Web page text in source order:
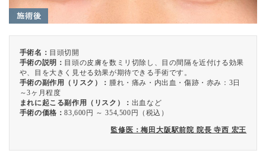
手術名： 目頭切開
手術の説明： 目頭の皮膚を数ミリ切除し、目の間隔を近付ける効果
や、目を大きく見せる効果が期待できる手術です。
手術の副作用（リスク）： 腫れ・痛み・内出血・傷跡・赤み：3日
～3ヶ月程度
まれに起こる副作用（リスク）： 出血など
手術の価格：83,600円 ～ 354,500円（税込）
監修医：梅田大阪駅前院 院長 寺西 宏王